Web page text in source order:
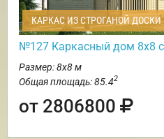
КАРКАС ИЗ СТРОГАНОЙ ДОСКИ
№127 Каркасный дом 8х8
Размер: 8х8 м
Общая площадь: 85.42
от 2806800